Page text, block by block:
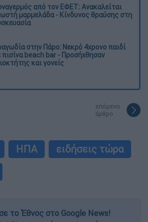
από τον ΕΦΕΤ: Ανακαλείται
μαρμελάδα - Κίνδυνος θραύσης στη
στην Πάρο: Νεκρό 4χρονο παιδί
πισίνα beach bar - Προσήχθησαν
και γονείς
επόμενο
άρθρο
ΗΠΑ
ειδήσεις τώρα
το Έθνος στο Google News!